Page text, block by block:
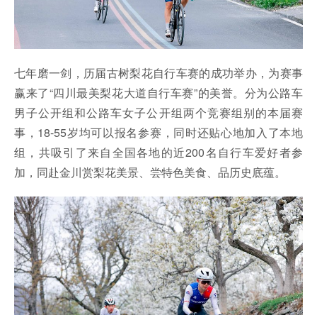
七年磨一剑，历届古树梨花自行车赛的成功举办，为赛事
赢来了“四川最美梨花大道自行车赛”的美誉。分为公路车
男子公开组和公路车女子公开组两个竞赛组别的本届赛
事，18-55岁均可以报名参赛，同时还贴心地加入了本地
组，共吸引了来自全国各地的近200名自行车爱好者参
加，同赴金川赏梨花美景、尝特色美食、品历史底蕴。